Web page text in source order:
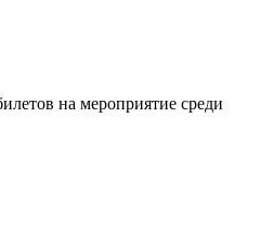
на мероприятие среди